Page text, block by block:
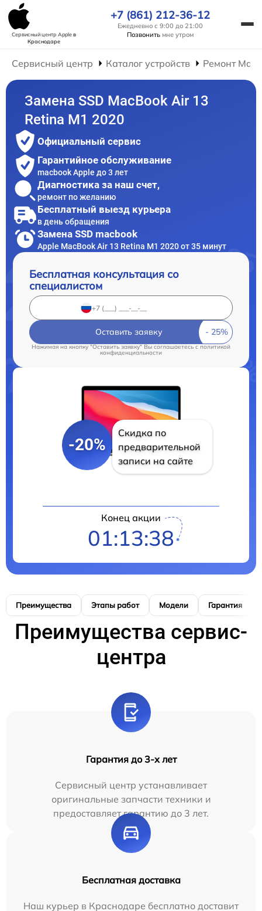
Сервисный центр Appleв
Краснодаре
+7 (861) 212-36-12
Ежедневно с 9:00 до 21:00
Позвонить мне утром
Сервисный центр Каталог устройств Ремонт
Замена SSD MacBook Air 13
Retina M1 2020
Официальный сервис
Гарантийное обслуживание
macbook Apple до 3 лет
Диагностика за наш счет,
ремонт по желанию
Бесплатный выезд курьера
в день обращения
Замена SSD macbook
Apple MacBook Air 13 Retina M1 2020 от 35 минут
Бесплатная консультация со
специалистом
Оставить заявку
Нажимая на кнопку "Оставить заявку" Вы соглашаетесь cполитикой
конфиденциальности
-20%
Скидка по
предварительной
записи на сайте
Конец акции
01:13:37
Преимущества Этапы работ Модели Гарантия
Преимущества сервис-
центра
Гарантия до 3-х лет
Сервисный центр устанавливает
оригинальные запчасти техники и
предоставляет гарантию до 3 лет.
Бесплатная доставка
Наш курьер в Краснодаре бесплатно доставит